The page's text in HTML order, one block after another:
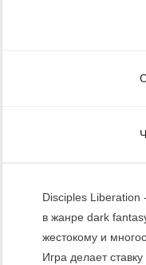
Disciples Liberation
в жанре dark
жестокому и
Игра делает